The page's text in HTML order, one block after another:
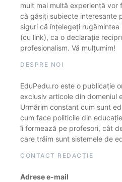
mult mai multă experiență vor
că găsiți subiecte interesante
siguri că înțelegeți
(cu link), ca o declarație
profesionalism. Vă mulțumim!
DESPRE NOI
EduPedu.ro este o publicație
exclusiv articole din domeniul
Urmărim constant cum sunt
cum face politicile din
îi formează pe profesori, cât
care trăim sunt sistemele de
CONTACT REDACȚIE
Adrese e-mail